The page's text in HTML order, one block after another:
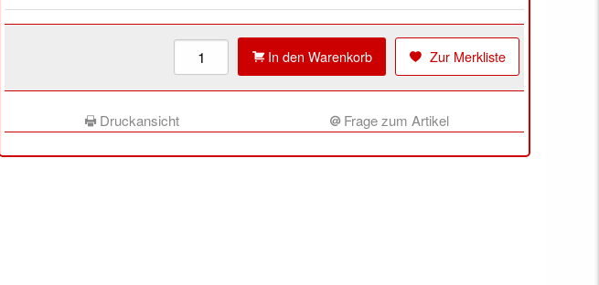
Zur Merkliste
In den Warenkorb
Druckansicht Frage zum Artikel